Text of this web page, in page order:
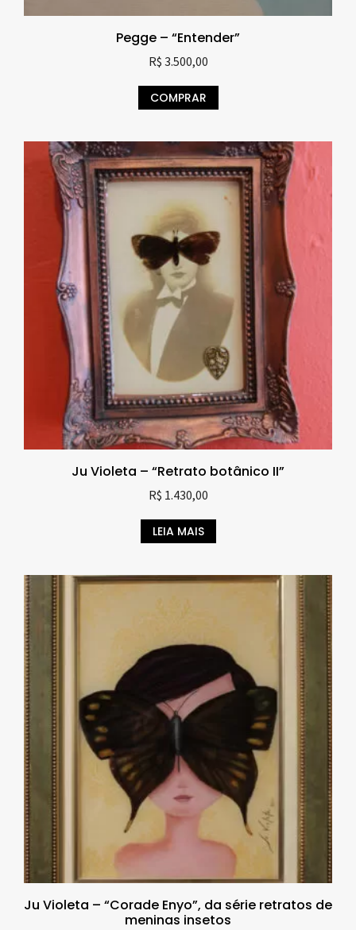
Pegge – “Entender”
R$ 3.500,00
COMPRAR
Ju Violeta – “Retrato botânico II”
R$ 1.430,00
LEIA MAIS
Ju Violeta – “Corade Enyo”, da série retratos de
meninas insetos